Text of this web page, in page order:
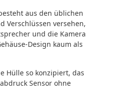
aus den üblichen
Verschlüssen versehen,
und die Kamera
Design kaum als
Hülle so konzipiert, das
Sensor ohne